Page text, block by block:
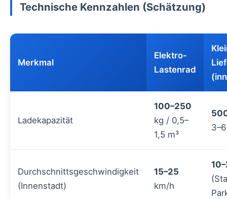
Technische Kennzahlen (Schätzung)
Merkmal
Elektro-
Lastenrad
Ladekapazität
100–250
kg / 0,5–
1,5 m³
Durchschnittsgeschwindigkeit
(Innenstadt)
15–25
km/h